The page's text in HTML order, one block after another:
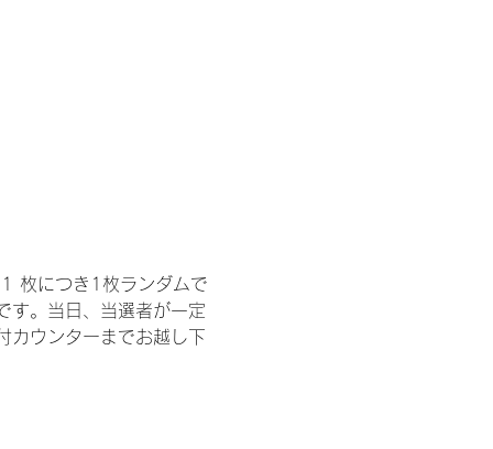
枚につき1枚ランダムで
す。当日、当選者が一定
カウンターまでお越し下